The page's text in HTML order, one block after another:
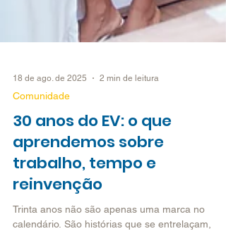
Comunidade
30 anos do EV: o que
aprendemos sobre
trabalho, tempo e
reinvenção